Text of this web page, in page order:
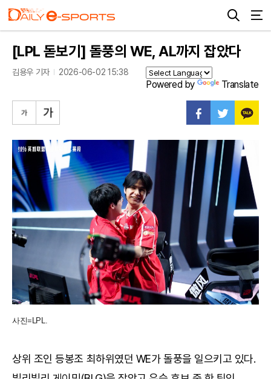
[LPL 돋보기] 돌풍의 WE, AL까지 잡았다
김용우 기자 2026-06-02 15:38
Powered by Translate
사진=LPL.
상위 조인 등봉조 최하위였던 WE가 돌풍을 일으키고 있다.